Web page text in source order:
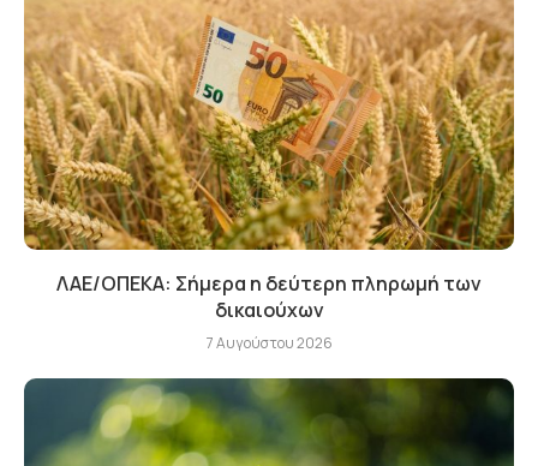
ΛΑΕ/ΟΠΕΚΑ: Σήμερα η δεύτερη πληρωμή των
δικαιούχων
7 Αυγούστου 2026